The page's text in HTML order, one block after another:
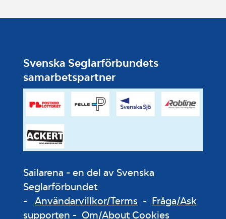
Svenska Seglarförbundets
samarbetspartner
Sailarena - en del av Svenska
Seglarförbundet
- Användarvillkor/Terms - Fråga/Ask
supporten - Om/About Cookies